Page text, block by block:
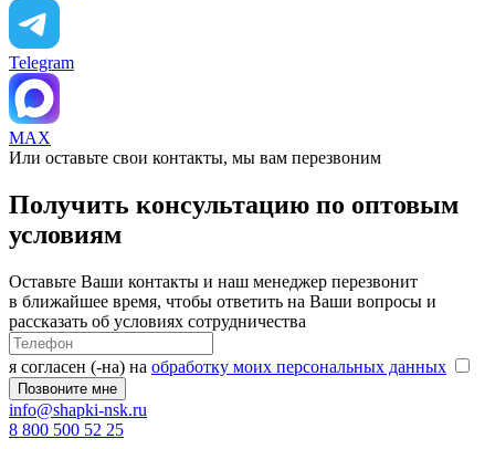
Telegram
MAX
Или оставьте свои контакты, мы вам перезвоним
Получить консультацию по оптовым
условиям
Оставьте Ваши контакты и наш менеджер перезвонит
в ближайшее время, чтобы ответить на Ваши вопросы и
рассказать об условиях сотрудничества
я согласен (-на) на обработку моих персональных данных
info@shapki-nsk.ru
8 800 500 52 25